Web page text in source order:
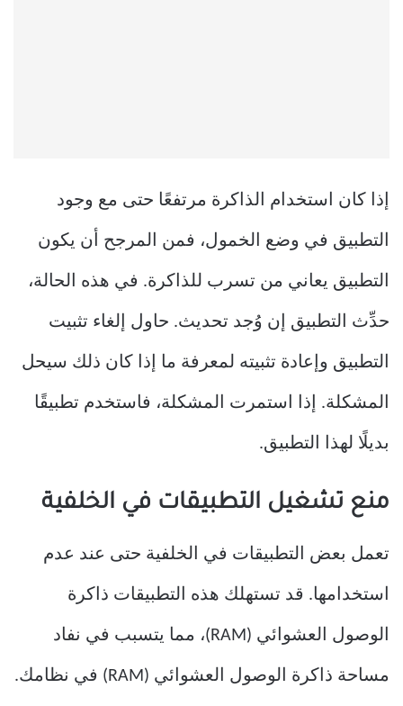
إذا كان استخدام الذاكرة مرتفعًا حتى مع وجود
التطبيق في وضع الخمول، فمن المرجح أن يكون
التطبيق يعاني من تسرب للذاكرة. في هذه الحالة،
حدِّث التطبيق إن وُجد تحديث. حاول إلغاء تثبيت
التطبيق وإعادة تثبيته لمعرفة ما إذا كان ذلك سيحل
المشكلة. إذا استمرت المشكلة، فاستخدم تطبيقًا
بديلًا لهذا التطبيق.
منع تشغيل التطبيقات في الخلفية
تعمل بعض التطبيقات في الخلفية حتى عند عدم
استخدامها. قد تستهلك هذه التطبيقات ذاكرة
الوصول العشوائي (RAM)، مما يتسبب في نفاد
مساحة ذاكرة الوصول العشوائي (RAM) في نظامك.